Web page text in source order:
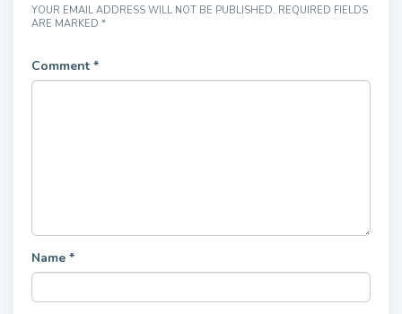
YOUR EMAIL ADDRESS WILL NOT BE PUBLISHED. REQUIRED FIELDS
ARE MARKED *
Comment *
Name *